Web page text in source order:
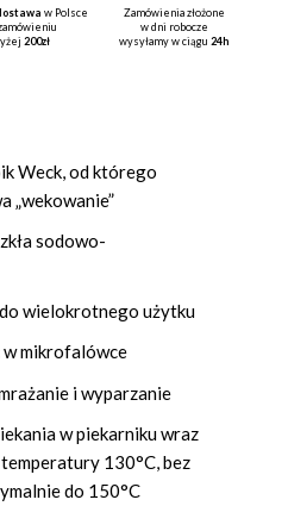
w Polsce
200zł
Zamówienia złożone
w dni robocze
wysyłamy w ciągu24h
Weck, od którego
„wekowanie”
sodowo-
wielokrotnego użytku
w mikrofalówce
i wyparzanie
w piekarniku wraz
130°C, bez
do 150°C